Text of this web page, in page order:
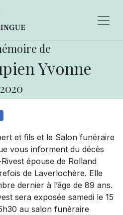
de
Yvonne
2020
et fils et le Salon funéraire
vous informent du décès
épouse de Rolland
de Laverlochère. Elle
dernier à l’âge de 89 ans.
sera exposée samedi le 15
au salon funéraire